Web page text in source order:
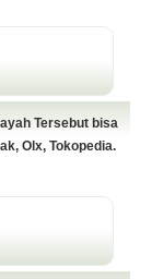
Tersebut bisa
Olx, Tokopedia.